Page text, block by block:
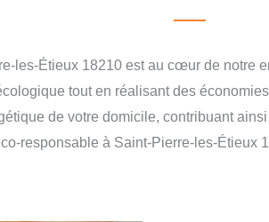
les-Étieux 18210 est au cœur de
tout en réalisant des
de votre domicile, contribuant
responsable à Saint-Pierre-les-